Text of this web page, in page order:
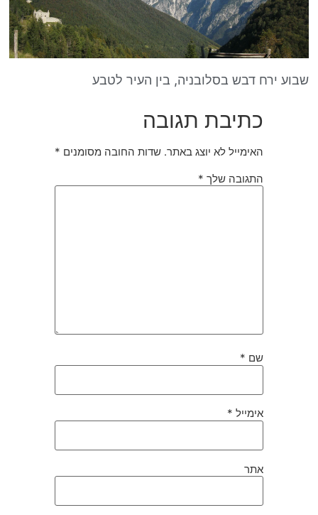
שבוע ירח דבש בסלובניה, בין העיר לטבע
כתיבת תגובה
האימייל לא יוצג באתר. שדות החובה מסומנים *
התגובה שלך *
שם *
אימייל *
אתר